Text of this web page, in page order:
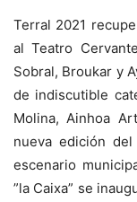
Terral 2021
al Teatro
Sobral, Broukar y
de indiscutible
Molina, Ainhoa
nueva edición
escenario
”la Caixa” se